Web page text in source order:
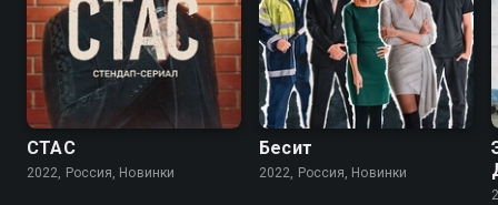
СТАС
2022, Россия, Новинки
Бесит
2022, Россия, Новинки